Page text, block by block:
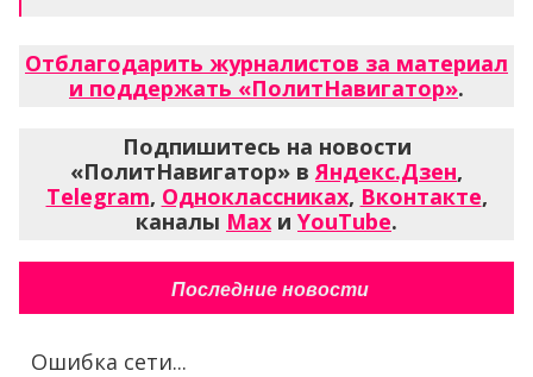
Отблагодарить журналистов за материал
и поддержать «ПолитНавигатор».
Подпишитесь на новости
«ПолитНавигатор» в Яндекс.Дзен,
Telegram, Одноклассниках, Вконтакте,
каналы Max и YouTube.
Последние новости
Ошибка сети...